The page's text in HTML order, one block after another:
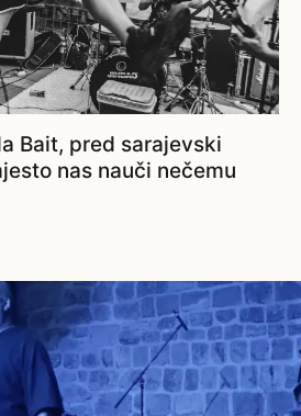
Bait, pred sarajevski
nas nauči nečemu